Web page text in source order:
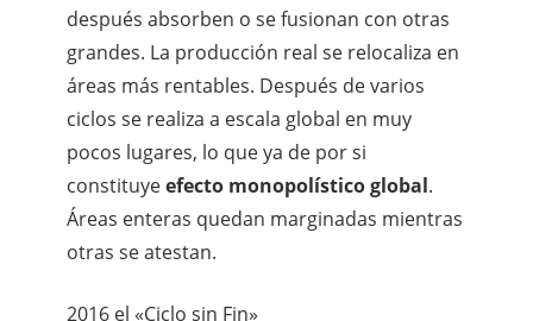
después absorben o se fusionan con otras
grandes. La producción real se relocaliza en
áreas más rentables. Después de varios
ciclos se realiza a escala global en muy
pocos lugares, lo que ya de por si
constituyeefecto monopolístico global.
Áreas enteras quedan marginadas mientras
otras se atestan.
2016 el «Ciclo sin Fin»